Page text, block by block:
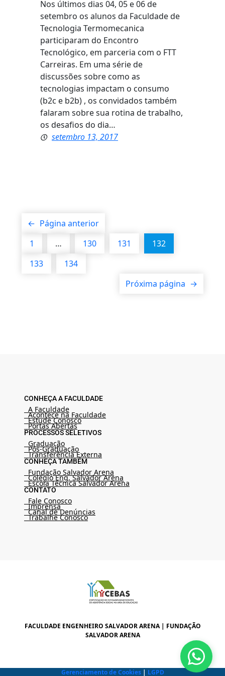
Nos últimos dias 04, 05 e 06 de
setembro os alunos da Faculdade de
Tecnologia Termomecanica
participaram do Encontro
Tecnológico, em parceria com o FTT
Carreiras. Em uma série de
discussões sobre como as
tecnologias impactam o consumo
(b2c e b2b) , os convidados também
falaram sobre sua rotina de trabalho,
os desafios do dia…
setembro 13, 2017
← Página anterior
1
… 130 131
132
133
134
Próxima página →
CONHEÇA A FACULDADE
A Faculdade
Acontece na Faculdade
Estude Conosco
Portas Abertas
PROCESSOS SELETIVOS
Graduação
Pós-Graduação
Transferência Externa
CONHEÇA TAMBÉM
Fundação Salvador Arena
Colégio Eng. Salvador Arena
Escola Técnica Salvador Arena
CONTATO
Fale Conosco
Imprensa
Canal de Denúncias
Trabalhe Conosco
FACULDADE ENGENHEIRO SALVADOR ARENA | FUNDAÇÃO
SALVADOR ARENA
Gerenciamento de Cookies| LGPD